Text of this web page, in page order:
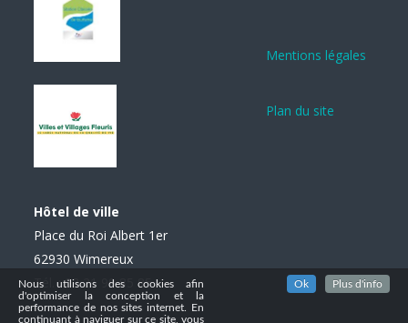
Hôtel de ville
Place du Roi Albert 1er
62930 Wimereux
Tél. : 03 21 99 85 85
Mentions légales
Plan du site
Nous utilisons des cookies afin
d'optimiser la conception et la
performance de nos sites internet. En
continuant à naviguer sur ce site, vous
Ok Plus d'info